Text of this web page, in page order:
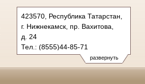
развернуть
423570, Республика Татарстан,
г. Нижнекамск, пр. Вахитова,
д. 24
Тел.: (8555)44-85-71
nizhnekamsky.tat@sudrf.ru